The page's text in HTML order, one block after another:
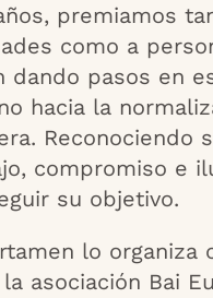
premiamos
como a
dando pasos en
hacia la
Reconociendo
compromiso e
su objetivo.
lo organiza
asociación Bai